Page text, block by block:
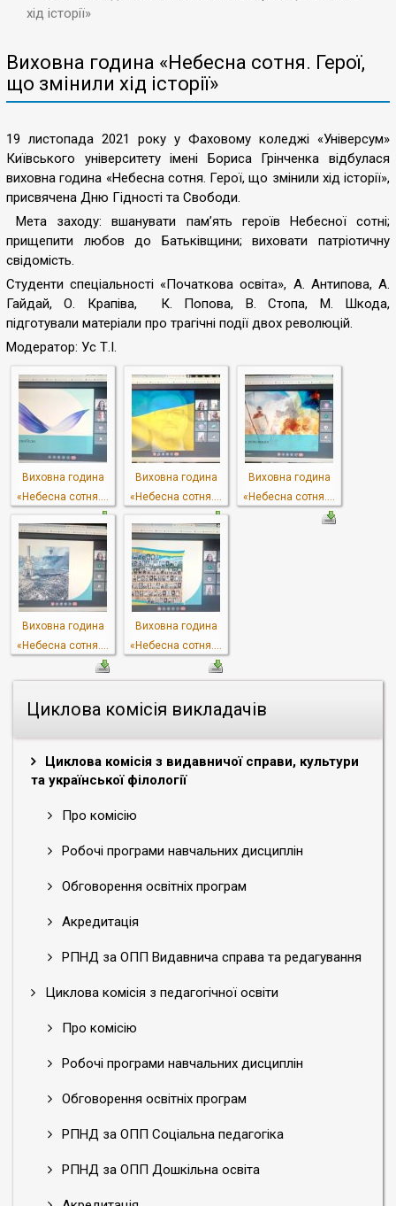
хід історії»
Циклова комісія викладачів
Циклова комісія з видавничої справи, культури
та української філології
Про комісію
Робочі програми навчальних дисциплін
Обговорення освітніх програм
Акредитація
РПНД за ОПП Видавнича справа та редагування
Циклова комісія з педагогічної освіти
Про комісію
Робочі програми навчальних дисциплін
Обговорення освітніх програм
РПНД за ОПП Соціальна педагогіка
РПНД за ОПП Дошкільна освіта
Виховна година «Небесна сотня. Герої,
що змінили хід історії»
19 листопада 2021 року у Фаховому коледжі «Універсум»
Київського університету імені Бориса Грінченка відбулася
виховна година «Небесна сотня. Герої, що змінили хід історії»,
присвячена Дню Гідності та Свободи.
Мета заходу: вшанувати пам’ять героїв Небесної сотні;
прищепити любов до Батьківщини; виховати патріотичну
свідомість.
Студенти спеціальності «Початкова освіта», А. Антипова, А.
Гайдай, О. Крапіва, К. Попова, В. Стопа, М. Шкода,
підготували матеріали про трагічні події двох революцій.
Модератор: Ус Т.І.
Виховна година
«Небесна сотня....
Виховна година
«Небесна сотня....
Виховна година
«Небесна сотня....
Виховна година
«Небесна сотня....
Виховна година
«Небесна сотня....